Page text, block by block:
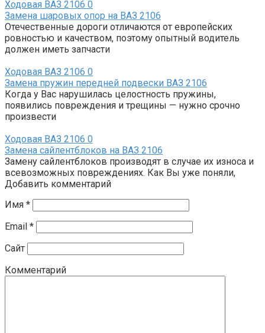
Ходовая ВАЗ 2106 0
Замена шаровых опор на ВАЗ 2106
Отечественные дороги отличаются от европейских
ровностью и качеством, поэтому опытный водитель
должен иметь запчасти
Ходовая ВАЗ 2106 0
Замена пружин передней подвески ВАЗ 2106
Когда у Вас нарушилась целостность пружины,
появились повреждения и трещины — нужно срочно
произвести
Ходовая ВАЗ 2106 0
Замена сайлентблоков на ВАЗ 2106
Замену сайлентблоков производят в случае их износа и
всевозможных повреждениях. Как Вы уже поняли,
Добавить комментарий
Имя *
Email *
Сайт
Комментарий